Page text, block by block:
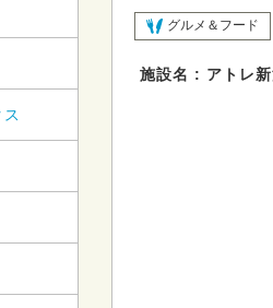
グルメ＆フード
施設名 : アトレ